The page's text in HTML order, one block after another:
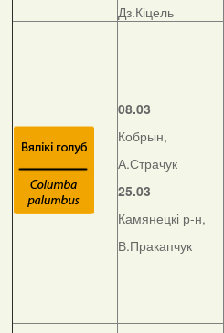
Дз.Кіцель
08.03
Кобрын,
А.Страчук
25.03
Камянецкі р-н,
В.Пракапчук